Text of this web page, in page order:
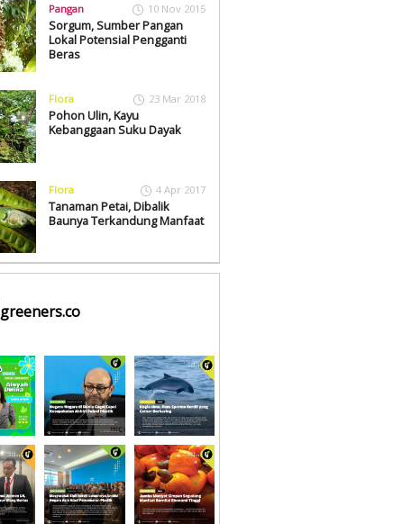
Pangan 10 Nov 2015
Sorgum, Sumber Pangan
Lokal Potensial Pengganti
Beras
Flora 23 Mar 2018
Pohon Ulin, Kayu
Kebanggaan Suku Dayak
Flora 4 Apr 2017
Tanaman Petai, Dibalik
Baunya Terkandung Manfaat
greeners.co